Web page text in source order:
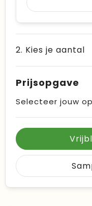
2. Kies je aantal
Prijsopgave
Selecteer jouw